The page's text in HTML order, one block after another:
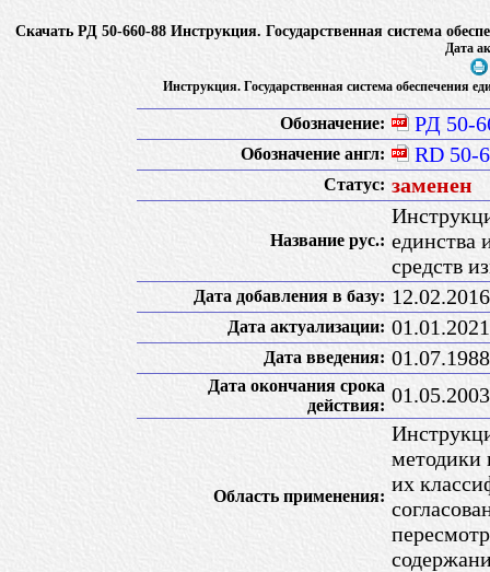
Скачать РД 50-660-88 Инструкция. Государственная система
Дата
Инструкция. Государственная система обеспечения
Обозначение: РД 50-
Обозначение англ: RD 50-
Статус: заменен
Название рус.: единства
средств
Дата добавления в базу: 12.02.2016
Дата актуализации: 01.01.2021
Дата введения: 01.07.1988
Дата окончания срока
действия: 01.05.2003
Область применения:
методики
их